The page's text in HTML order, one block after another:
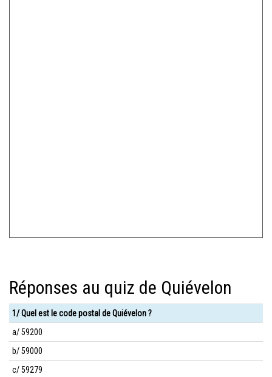
Réponses au quiz de Quiévelon
1/ Quel est le code postal de Quiévelon ?
a/ 59200
b/ 59000
c/ 59279